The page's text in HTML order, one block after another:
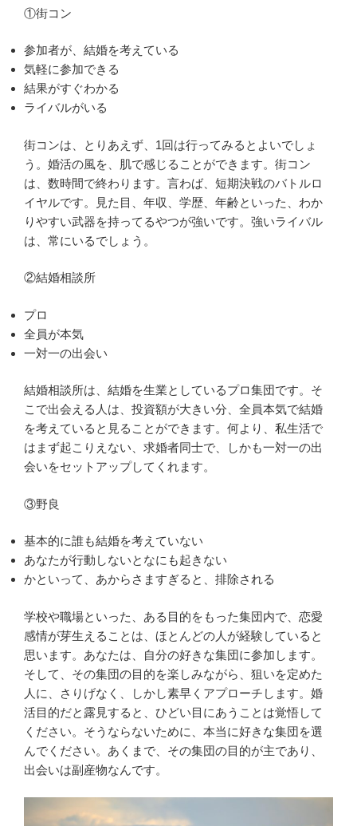
①街コン
参加者が、結婚を考えている
気軽に参加できる
結果がすぐわかる
ライバルがいる
街コンは、とりあえず、1回は行ってみるとよいでしょ
う。婚活の風を、肌で感じることができます。街コン
は、数時間で終わります。言わば、短期決戦のバトルロ
イヤルです。見た目、年収、学歴、年齢といった、わか
りやすい武器を持ってるやつが強いです。強いライバル
は、常にいるでしょう。
②結婚相談所
プロ
全員が本気
一対一の出会い
結婚相談所は、結婚を生業としているプロ集団です。そ
こで出会える人は、投資額が大きい分、全員本気で結婚
を考えていると見ることができます。何より、私生活で
はまず起こりえない、求婚者同士で、しかも一対一の出
会いをセットアップしてくれます。
③野良
基本的に誰も結婚を考えていない
あなたが行動しないとなにも起きない
かといって、あからさますぎると、排除される
学校や職場といった、ある目的をもった集団内で、恋愛
感情が芽生えることは、ほとんどの人が経験していると
思います。あなたは、自分の好きな集団に参加します。
そして、その集団の目的を楽しみながら、狙いを定めた
人に、さりげなく、しかし素早くアプローチします。婚
活目的だと露見すると、ひどい目にあうことは覚悟して
ください。そうならないために、本当に好きな集団を選
んでください。あくまで、その集団の目的が主であり、
出会いは副産物なんです。